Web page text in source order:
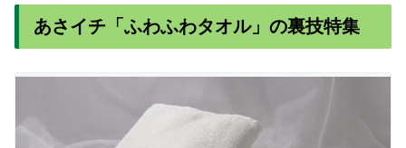
あさイチ「ふわふわタオル」の裏技特集